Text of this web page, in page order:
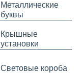
Металлические
буквы
Крышные
установки
Световые короба